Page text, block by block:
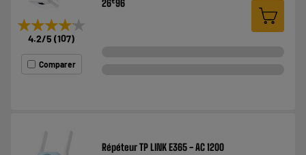
★★★★★
★★★★★
4.2/5 (107)
Comparer
26 96
Répéteur TP LINK E365 - AC 1200